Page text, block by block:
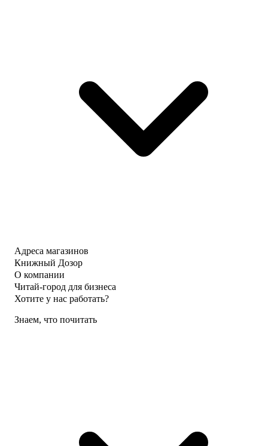
Адреса магазинов
Книжный Дозор
О компании
Читай-город для бизнеса
Хотите у нас работать?
Знаем, что почитать